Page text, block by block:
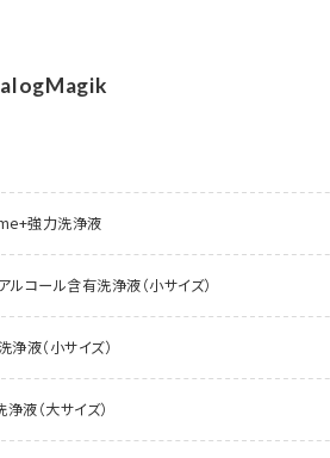
強力洗浄液
ル含有洗浄液（小サイズ）
（小サイズ）
（大サイズ）